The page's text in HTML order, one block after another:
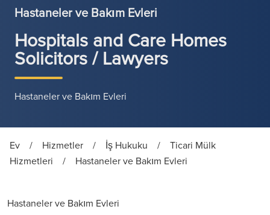
Hastaneler ve Bakım Evleri
Hospitals and Care Homes
Solicitors / Lawyers
Hastaneler ve Bakım Evleri
Ev / Hizmetler / İş Hukuku /
Ticari Mülk
Hizmetleri
/ Hastaneler ve Bakım Evleri
Hastaneler ve Bakım Evleri